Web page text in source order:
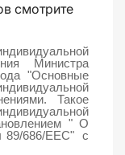
смотрите
Министра
"Основные
Такое
" О
89/686/EEC" с